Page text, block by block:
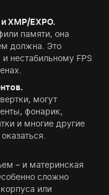
XMP/EXPO.
памяти, она
должна. Это
нестабильному FPS
могут
фонарик,
и многие другие
– и материнская
сложно
или